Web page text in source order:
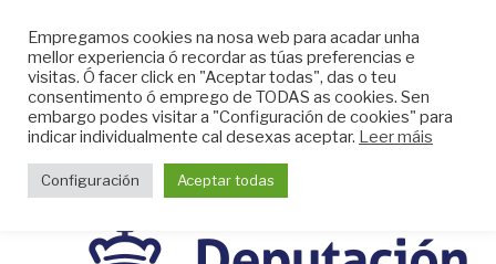
content
CLUB DO MAR DE
MUGARDOS
Web do Club do Mar de Mugardos
Empregamos cookies na nosa web para acadar unha
mellor experiencia ó recordar as túas preferencias e
visitas. Ó facer click en "Aceptar todas", das o teu
consentimento ó emprego de TODAS as cookies. Sen
embargo podes visitar a "Configuración de cookies" para
indicar individualmente cal desexas aceptar. Leer máis
Configuración Aceptar todas